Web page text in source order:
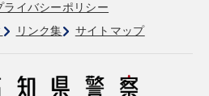
ライバシーポリシー
リンク集 サイトマップ